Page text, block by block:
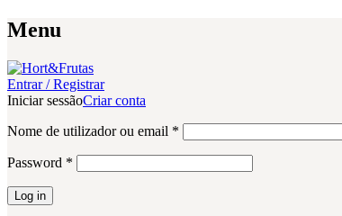
Menu
Entrar / Registrar
Iniciar sessãoCriar conta
Nome de utilizador ou email *
Password *
Log in